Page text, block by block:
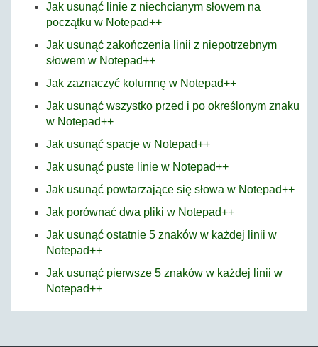
Jak usunąć linie z niechcianym słowem na
początku w Notepad++
Jak usunąć zakończenia linii z niepotrzebnym
słowem w Notepad++
Jak zaznaczyć kolumnę w Notepad++
Jak usunąć wszystko przed i po określonym znaku
w Notepad++
Jak usunąć spacje w Notepad++
Jak usunąć puste linie w Notepad++
Jak usunąć powtarzające się słowa w Notepad++
Jak porównać dwa pliki w Notepad++
Jak usunąć ostatnie 5 znaków w każdej linii w
Notepad++
Jak usunąć pierwsze 5 znaków w każdej linii w
Notepad++